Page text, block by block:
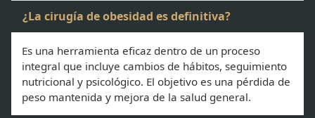
¿La cirugía de obesidad es definitiva?
Es una herramienta eficaz dentro de un proceso
integral que incluye cambios de hábitos, seguimiento
nutricional y psicológico. El objetivo es una pérdida de
peso mantenida y mejora de la salud general.